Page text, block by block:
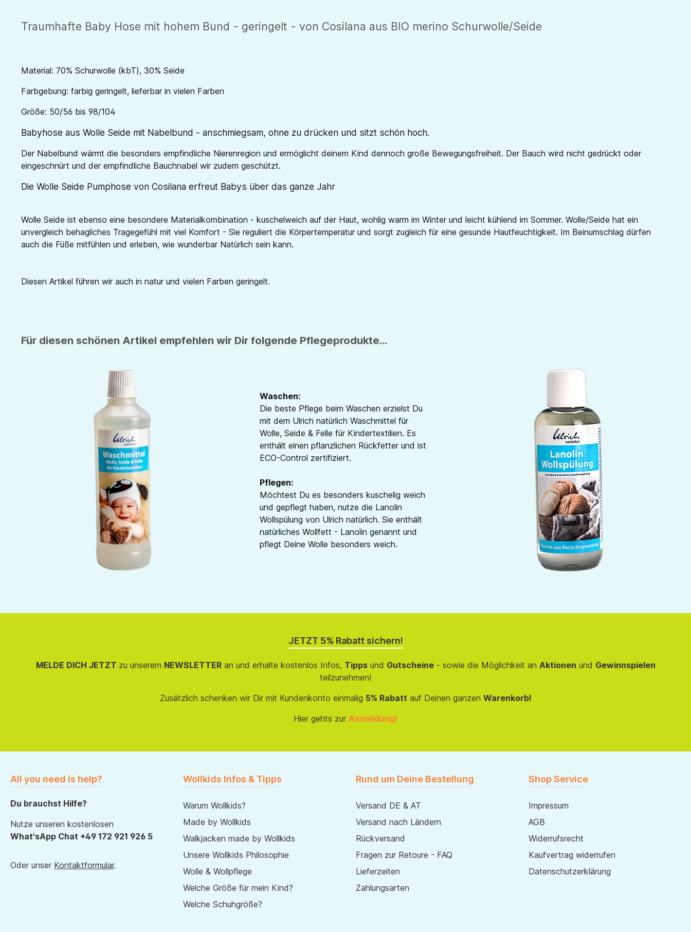
Traumhafte Baby Hose mit hohem Bund - geringelt - von Cosilana aus BIO merino Schurwolle/Seide
Material: 70% Schurwolle (kbT), 30% Seide
Farbgebung: farbig geringelt, lieferbar in vielen Farben
Größe: 50/56 bis 98/104
Babyhose aus Wolle Seide mit Nabelbund - anschmiegsam, ohne zu drücken und sitzt schön hoch.
Der Nabelbund wärmt die besonders empfindliche Nierenregion und ermöglicht deinem Kind dennoch große Bewegungsfreiheit. Der Bauch wird nicht gedrückt oder
eingeschnürt und der empfindliche Bauchnabel wir zudem geschützt.
Die Wolle Seide Pumphose von Cosilana erfreut Babys über das ganze Jahr
Wolle Seide ist ebenso eine besondere Materialkombination - kuschelweich auf der Haut, wohlig warm im Winter und leicht kühlend im Sommer. Wolle/Seide hat ein
unvergleich behagliches Tragegefühl mit viel Komfort - Sie reguliert die Körpertemperatur und sorgt zugleich für eine gesunde Hautfeuchtigkeit. Im Beinumschlag dürfen
auch die Füße mitfühlen und erleben, wie wunderbar Natürlich sein kann.
Diesen Artikel führen wir auch in natur und vielen Farben geringelt.
Für diesen schönen Artikel empfehlen wir Dir folgende Pflegeprodukte...
Waschen:
Die beste Pflege beim Waschen erzielst Du
mit dem Ulrich natürlich Waschmittel für
Wolle, Seide & Felle für Kindertextilien. Es
enthält einen pflanzlichen Rückfetter und ist
ECO-Control zertifiziert.
Pflegen:
Möchtest Du es besonders kuschelig weich
und gepflegt haben, nutze die Lanolin
Wollspülung von Ulrich natürlich. Sie enthält
natürliches Wollfett - Lanolin genannt und
pflegt Deine Wolle besonders weich.
JETZT 5% Rabatt sichern!
MELDE DICH JETZT zu unserem NEWSLETTERan und erhalte kostenlos Infos, Tippsund Gutscheine- sowie die Möglichkeit an Aktionen und Gewinnspielen
teilzunehmen!
Zusätzlich schenken wir Dir mit Kundenkonto einmalig 5% Rabatt auf Deinen ganzen Warenkorb!
Hier gehts zur Anmeldung!
All you need is help?
Du brauchst Hilfe?
Nutze unseren kostenlosen
What'sApp Chat +49 172 921 926 5
Oder unser Kontaktformular.
Wollkids Infos & Tipps
Warum Wollkids?
Made by Wollkids
Walkjacken made by Wollkids
Unsere Wollkids Philosophie
Wolle & Wollpflege
Welche Größe für mein Kind?
Welche Schuhgröße?
Rund um Deine Bestellung
Versand DE & AT
Versand nach Ländern
Rückversand
Fragen zur Retoure - FAQ
Lieferzeiten
Zahlungsarten
Shop Service
Impressum
AGB
Widerrufsrecht
Kaufvertrag widerrufen
Datenschutzerklärung